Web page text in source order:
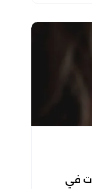
في